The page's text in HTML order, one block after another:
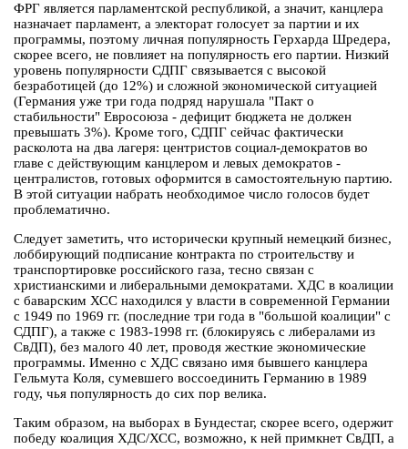
ФРГ является парламентской республикой, а значит, канцлера
назначает парламент, а электорат голосует за партии и их
программы, поэтому личная популярность Герхарда Шредера,
скорее всего, не повлияет на популярность его партии. Низкий
уровень популярности СДПГ связывается с высокой
безработицей (до 12%) и сложной экономической ситуацией
(Германия уже три года подряд нарушала "Пакт о
стабильности" Евросоюза - дефицит бюджета не должен
превышать 3%). Кроме того, СДПГ сейчас фактически
расколота на два лагеря: центристов социал-демократов во
главе с действующим канцлером и левых демократов -
централистов, готовых оформится в самостоятельную партию.
В этой ситуации набрать необходимое число голосов будет
проблематично.
Следует заметить, что исторически крупный немецкий бизнес,
лоббирующий подписание контракта по строительству и
транспортировке российского газа, тесно связан с
христианскими и либеральными демократами. ХДС в коалиции
с баварским ХСС находился у власти в современной Германии
с 1949 по 1969 гг. (последние три года в "большой коалиции" с
СДПГ), а также с 1983-1998 гг. (блокируясь с либералами из
СвДП), без малого 40 лет, проводя жесткие экономические
программы. Именно с ХДС связано имя бывшего канцлера
Гельмута Коля, сумевшего воссоединить Германию в 1989
году, чья популярность до сих пор велика.
Таким образом, на выборах в Бундестаг, скорее всего, одержит
победу коалиция ХДС/ХСС, возможно, к ней примкнет СвДП, а